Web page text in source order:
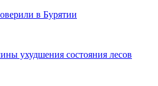
в Бурятии
ухудшения состояния лесов